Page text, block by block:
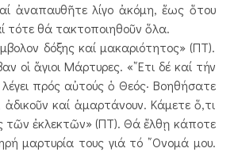
ἀναπαυθῆτε λίγο ἀκόμη, ἕως ὅτου
τότε θά τακτοποιηθοῦν ὅλα.
δόξης καί μακαριότητος» (ΠΤ).
ἅγιοι Μάρτυρες. «῎Ετι δέ καί τήν
πρός αὐτούς ὁ Θεός· Βοηθήσατε
καί ἁμαρτάνουν. Κάμετε ὅ,τι
τῶν ἐκλεκτῶν» (ΠΤ). Θά ἔλθῃ κάποτε
μαρτυρία τους γιά τό ῎Ονομά μου.